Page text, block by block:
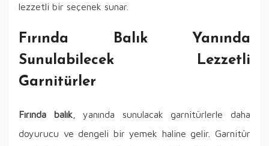
lezzetli bir seçenek sunar.
Fırında Balık Yanında
Sunulabilecek Lezzetli
Garnitürler
Fırında balık, yanında sunulacak garnitürlerle daha
doyurucu ve dengeli bir yemek haline gelir. Garnitür